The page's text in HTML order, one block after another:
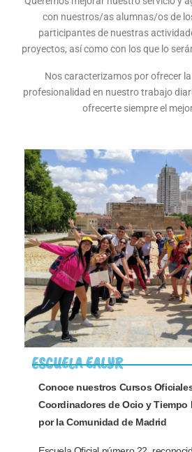
con nuestros/as alumnas/os de
participantes de nuestras
proyectos, así como con los que lo
Nos caracterizamos por ofrecer
profesionalidad en nuestro trabajo
ofrecerte siempre el
ESCUELA EALYR
Conoce nuestros Cursos
Coordinadores de Ocio y Tiempo
por la Comunidad de Madrid